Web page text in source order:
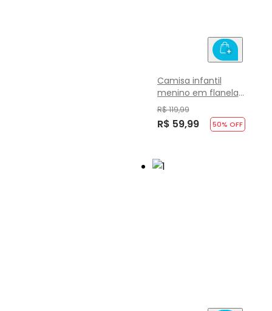
Camisa infantil
menino em flanela
xadrez Brandili
R$ 119,99
R$ 59,99 50% OFF